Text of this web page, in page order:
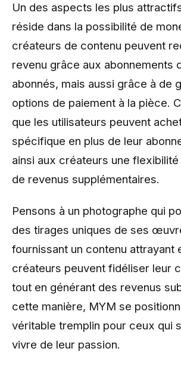
Un des aspects les plus
réside dans la possibilité de
créateurs de contenu peuvent
revenu grâce aux abonnements
abonnés, mais aussi grâce à de
options de paiement à la pièce.
que les utilisateurs peuvent
spécifique en plus de leur
ainsi aux créateurs une
de revenus supplémentaires.
Pensons à un photographe qui
des tirages uniques de ses
fournissant un contenu attrayant
créateurs peuvent fidéliser leur
tout en générant des revenus
cette manière, MYM se
véritable tremplin pour ceux qui
vivre de leur passion.